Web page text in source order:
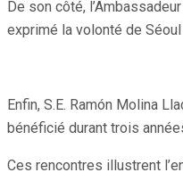
De son côté,
exprimé la volonté de
Enfin, S.E. Ramón Molina
bénéficié durant trois
Ces rencontres illustrent